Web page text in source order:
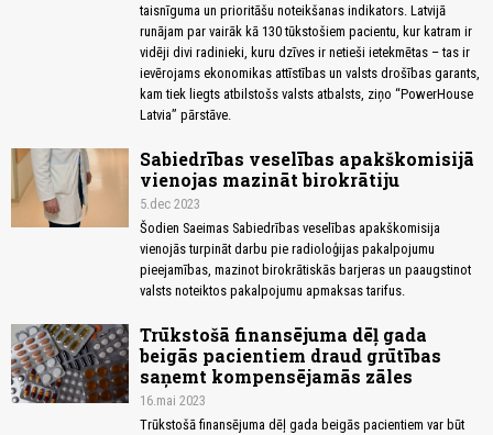
taisnīguma un prioritāšu noteikšanas indikators. Latvijā
runājam par vairāk kā 130 tūkstošiem pacientu, kur katram ir
vidēji divi radinieki, kuru dzīves ir netieši ietekmētas – tas ir
ievērojams ekonomikas attīstības un valsts drošības garants,
kam tiek liegts atbilstošs valsts atbalsts, ziņo “PowerHouse
Latvia” pārstāve.
Sabiedrības veselības apakškomisijā
vienojas mazināt birokrātiju
5.dec 2023
Šodien Saeimas Sabiedrības veselības apakškomisija
vienojās turpināt darbu pie radioloģijas pakalpojumu
pieejamības, mazinot birokrātiskās barjeras un paaugstinot
valsts noteiktos pakalpojumu apmaksas tarifus.
Trūkstošā finansējuma dēļ gada
beigās pacientiem draud grūtības
saņemt kompensējamās zāles
16.mai 2023
Trūkstošā finansējuma dēļ gada beigās pacientiem var būt